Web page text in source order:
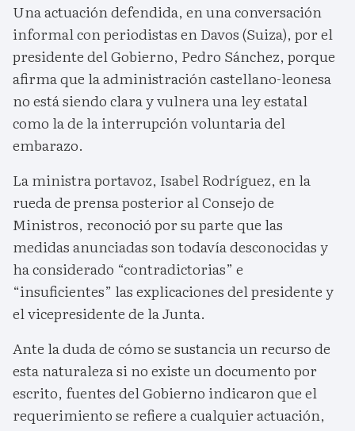
Una actuación defendida, en una conversación
informal con periodistas en Davos (Suiza), por el
presidente del Gobierno, Pedro Sánchez, porque
afirma que la administración castellano-leonesa
no está siendo clara y vulnera una ley estatal
como la de la interrupción voluntaria del
embarazo.
La ministra portavoz, Isabel Rodríguez, en la
rueda de prensa posterior al Consejo de
Ministros, reconoció por su parte que las
medidas anunciadas son todavía desconocidas y
ha considerado “contradictorias” e
“insuficientes” las explicaciones del presidente y
el vicepresidente de la Junta.
Ante la duda de cómo se sustancia un recurso de
esta naturaleza si no existe un documento por
escrito, fuentes del Gobierno indicaron que el
requerimiento se refiere a cualquier actuación,